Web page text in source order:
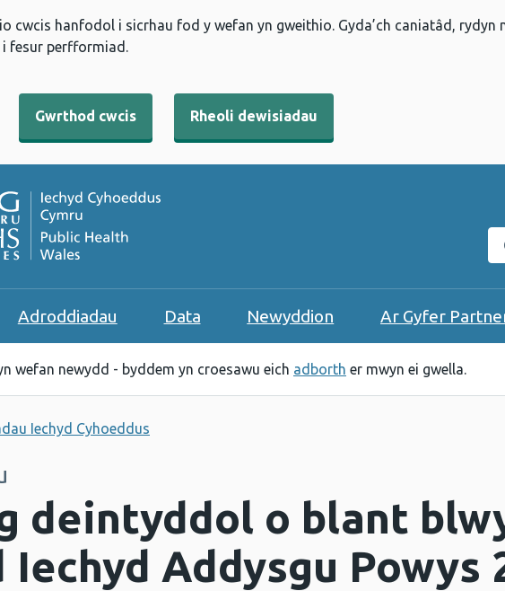
cwcis hanfodol i sicrhau fod y wefan yn gweithio. Gyda’ch caniatâd,
i fesur perfformiad.
Gwrthod cwcis Rheoli dewisiadau
Adroddiadau Data Newyddion Ar Gyfer
wefan newydd - byddem yn croesawu eich adborth er mwyn ei gwella.
Iechyd Cyhoeddus
deintyddol o blant
Iechyd Addysgu Powys